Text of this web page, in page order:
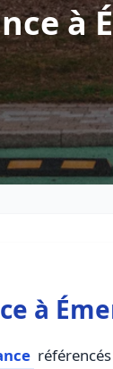
à
à